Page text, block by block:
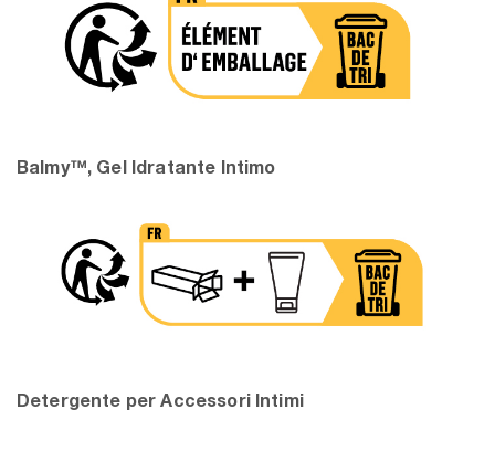
Balmy™, Gel Idratante Intimo
Detergente per Accessori Intimi